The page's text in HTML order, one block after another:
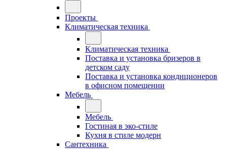
Проекты
Климатическая техника
Климатическая техника
Поставка и установка бризеров в
детском саду
Поставка и установка кондиционеров
в офисном помещении
Мебель
Мебель
Гостиная в эко-стиле
Кухня в стиле модерн
Сантехника